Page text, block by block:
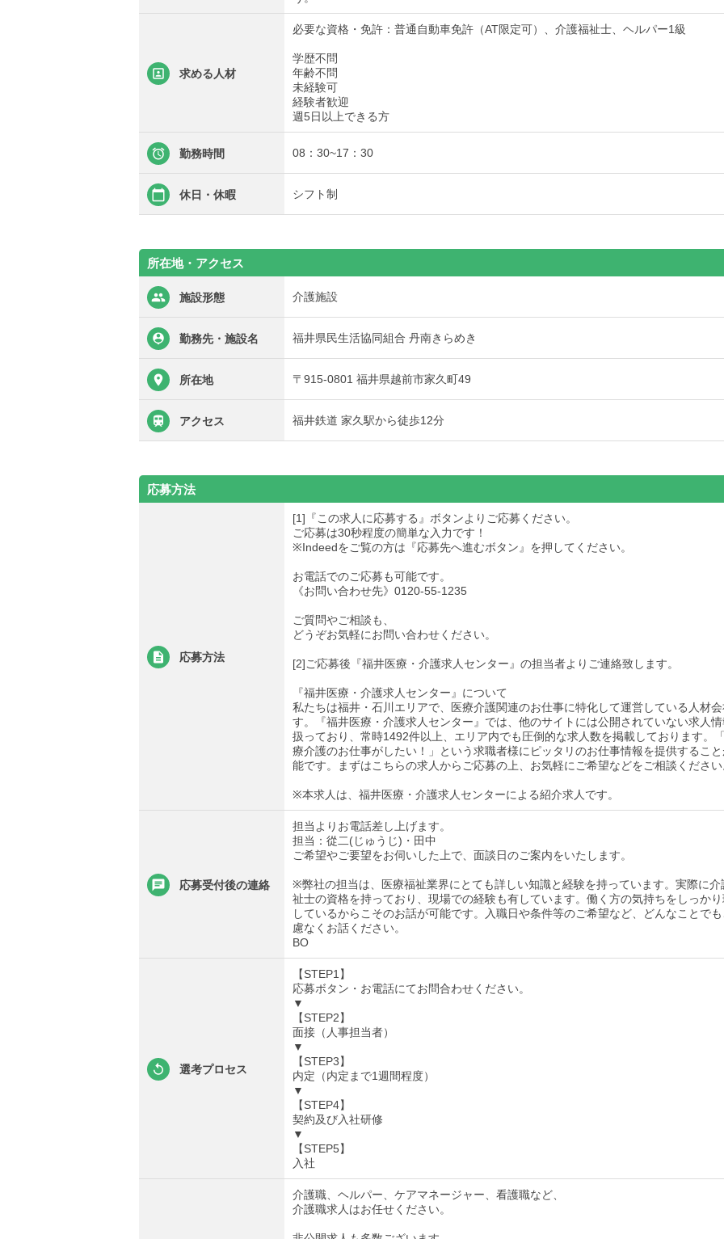
求める人材
必要な資格・免許：普通自動車免許（AT限定可）、介護福祉士、ヘルパー1級
学歴不問
年齢不問
未経験可
経験者歓迎
週5日以上できる方
勤務時間 08：30~17：30
休日・休暇 シフト制
所在地・アクセス
施設形態 介護施設
勤務先・施設名 福井県民生活協同組合 丹南きらめき
所在地 〒915-0801 福井県越前市家久町49
アクセス 福井鉄道 家久駅から徒歩12分
応募方法
応募方法
[1]『この求人に応募する』ボタンよりご応募ください。
ご応募は30秒程度の簡単な入力です！
※Indeedをご覧の方は『応募先へ進むボタン』を押してください。
お電話でのご応募も可能です。
《お問い合わせ先》0120-55-1235
ご質問やご相談も、
どうぞお気軽にお問い合わせください。
[2]ご応募後『福井医療・介護求人センター』の担当者よりご連絡致します。
『福井医療・介護求人センター』について
私たちは福井・石川エリアで、医療介護関連のお仕事に特化して運営している人材
す。『福井医療・介護求人センター』では、他のサイトには公開されていない求人
扱っており、常時1492件以上、エリア内でも圧倒的な求人数を掲載しております。
療介護のお仕事がしたい！」という求職者様にピッタリのお仕事情報を提供するこ
能です。まずはこちらの求人からご応募の上、お気軽にご希望などをご相談くださ
※本求人は、福井医療・介護求人センターによる紹介求人です。
応募受付後の連絡
担当よりお電話差し上げます。
担当：從二(じゅうじ)・田中
ご希望やご要望をお伺いした上で、面談日のご案内をいたします。
※弊社の担当は、医療福祉業界にとても詳しい知識と経験を持っています。実際に介
祉士の資格を持っており、現場での経験も有しています。働く方の気持ちをしっか
しているからこそのお話が可能です。入職日や条件等のご希望など、どんなことで
慮なくお話ください。
BO
選考プロセス
【STEP1】
応募ボタン・お電話にてお問合わせください。
▼
【STEP2】
面接（人事担当者）
▼
【STEP3】
内定（内定まで1週間程度）
▼
【STEP4】
契約及び入社研修
▼
【STEP5】
入社
介護職、ヘルパー、ケアマネージャー、看護職など、
介護職求人はお任せください。